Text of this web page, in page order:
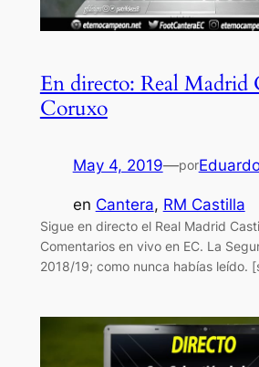
En directo: Real Madrid
Coruxo
May 4, 2019—por
en Cantera, RM Castilla
Sigue en directo el Real Madrid
Comentarios en vivo en EC. La
2018/19; como nunca habías leído.